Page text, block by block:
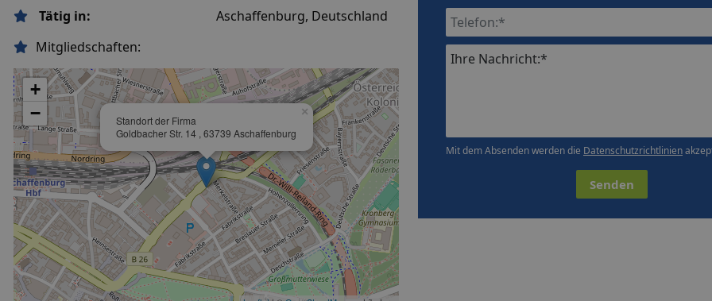
Tätig in:
Aschaffenburg, Deutschland
Mitgliedschaften:
Standort der Firma
Goldbacher Str. 14 , 63739 Aschaffenburg
×
+
−
Ihre Nachricht:*
Mit dem Absenden werden die Datenschutzrichtlinien
Senden